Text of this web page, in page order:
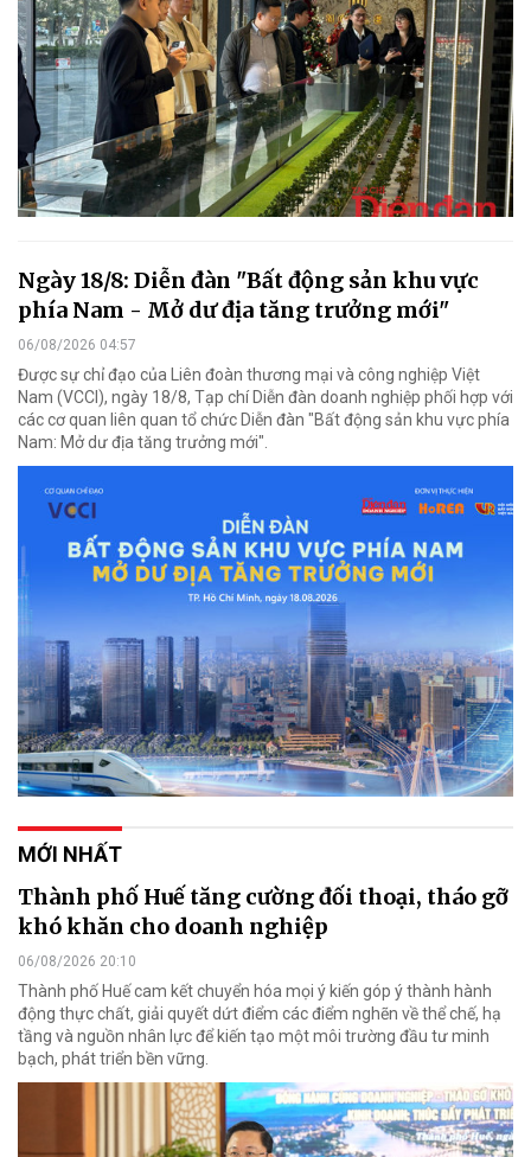
Ngày 18/8: Diễn đàn "Bất động sản khu vực
phía Nam - Mở dư địa tăng trưởng mới"
06/08/2026 04:57
Được sự chỉ đạo của Liên đoàn thương mại và công nghiệp Việt
Nam (VCCI), ngày 18/8, Tạp chí Diễn đàn doanh nghiệp phối hợp với
các cơ quan liên quan tổ chức Diễn đàn "Bất động sản khu vực phía
Nam: Mở dư địa tăng trưởng mới".
MỚI NHẤT
Thành phố Huế tăng cường đối thoại, tháo gỡ
khó khăn cho doanh nghiệp
06/08/2026 20:10
Thành phố Huế cam kết chuyển hóa mọi ý kiến góp ý thành hành
động thực chất, giải quyết dứt điểm các điểm nghẽn về thể chế, hạ
tầng và nguồn nhân lực để kiến tạo một môi trường đầu tư minh
bạch, phát triển bền vững.